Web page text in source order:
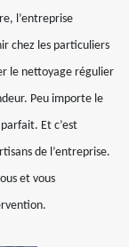
l’entreprise
chez les particuliers
le nettoyage régulier
Peu importe le
Et c’est
de l’entreprise.
et vous